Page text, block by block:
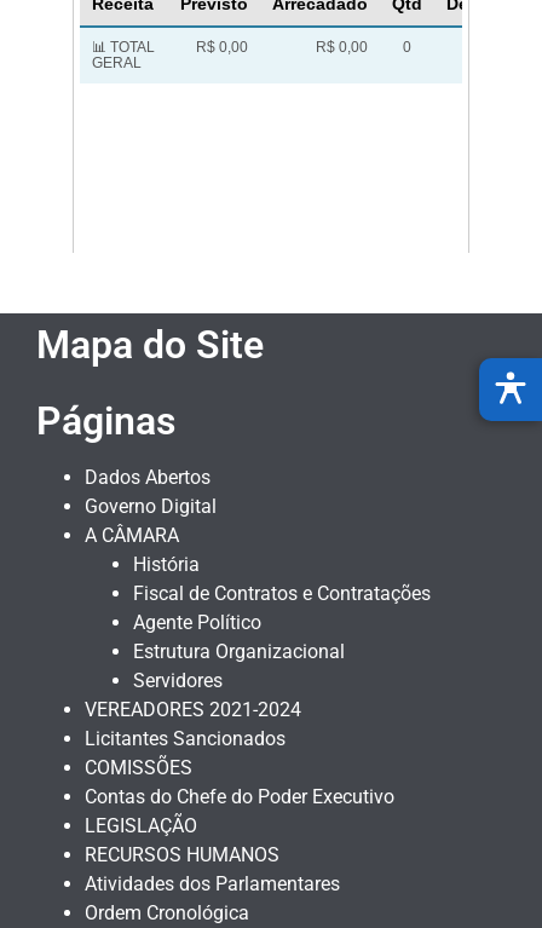
Mapa do Site
Páginas
Dados Abertos
Governo Digital
A CÂMARA
História
Fiscal de Contratos e Contratações
Agente Político
Estrutura Organizacional
Servidores
VEREADORES 2021-2024
Licitantes Sancionados
COMISSÕES
Contas do Chefe do Poder Executivo
LEGISLAÇÃO
RECURSOS HUMANOS
Atividades dos Parlamentares
Ordem Cronológica